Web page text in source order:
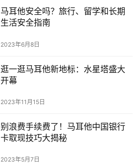
马耳他安全吗？旅行、留学和长期
生活安全指南
2023年6月8日
逛一逛马耳他新地标：水星塔盛大
开幕
2023年11月15日
别浪费手续费了！马耳他中国银行
卡取现技巧大揭秘
2023年5月7日